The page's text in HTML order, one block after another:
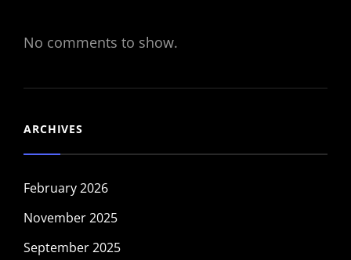
No comments to show.
ARCHIVES
February 2026
November 2025
September 2025